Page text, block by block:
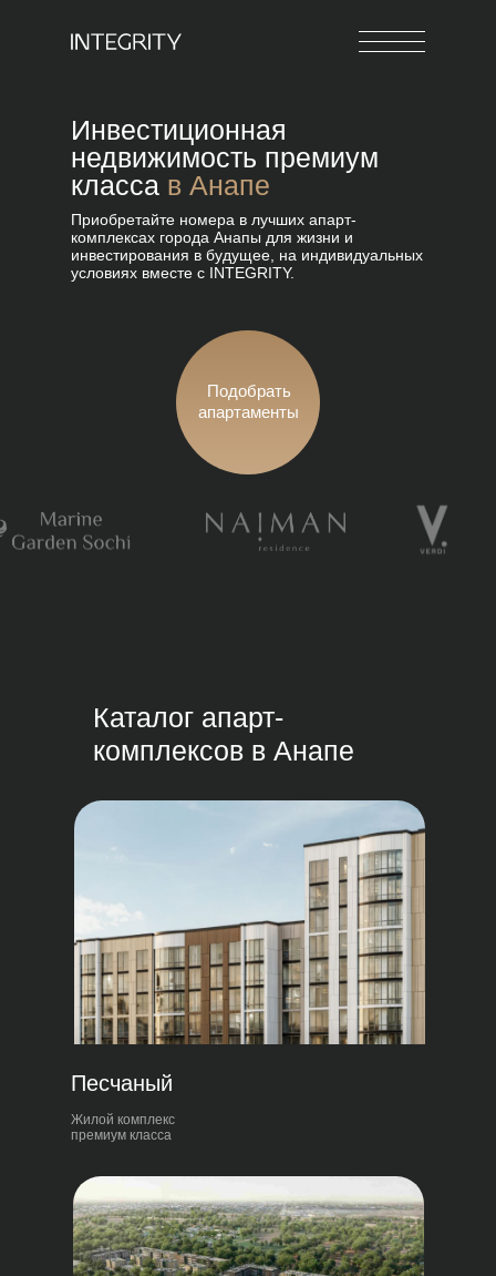
Подберем
требования
Инвестиционная
недвижимость премиум
класса в Анапе
Приобретайте номера в лучших апарт-
комплексах города Анапы для жизни и
инвестирования в будущее, на индивидуальных
условиях вместе с INTEGRITY.
Подобрать
апартаменты
Каталог апарт-
комплексов в Анапе
Жилой комплекс
премиум класса
Песчаный